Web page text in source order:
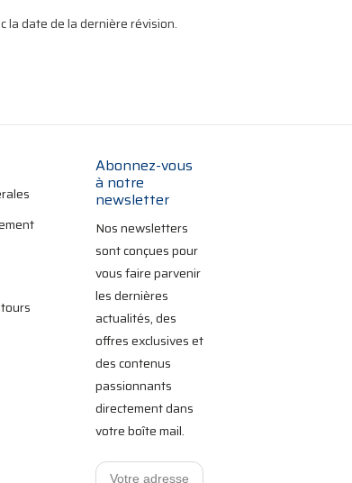
la date de la dernière révision.
Abonnez-vous
à notre
newsletter
Nos newsletters
sont conçues pour
vous faire parvenir
les dernières
actualités, des
offres exclusives et
des contenus
passionnants
directement dans
votre boîte mail.